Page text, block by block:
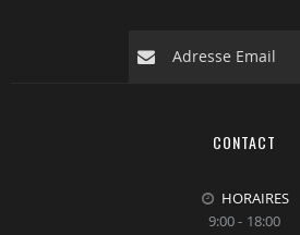
CONTACT
HORAIRES
9:00 - 18:00